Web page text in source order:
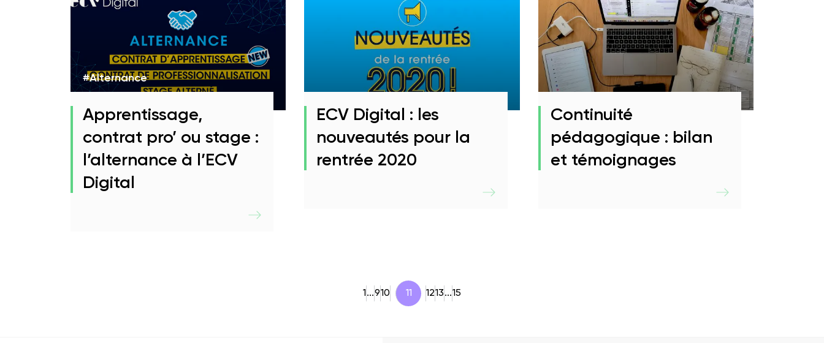
#Alternance
Apprentissage,
contrat pro’ ou stage :
l’alternance à l’ECV
Digital
ECV Digital : les
nouveautés pour la
rentrée 2020
Continuité
pédagogique : bilan
et témoignages
1 ...910 11 1213...15